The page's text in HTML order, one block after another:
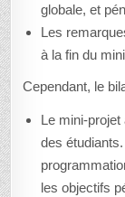
globale, et
Les
à la fin du
Cependant, le
Le mini-
des
les objectifs